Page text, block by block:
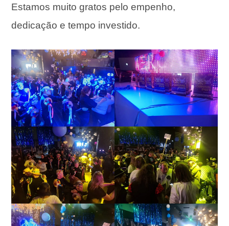
Estamos muito gratos pelo empenho,
dedicação e tempo investido.